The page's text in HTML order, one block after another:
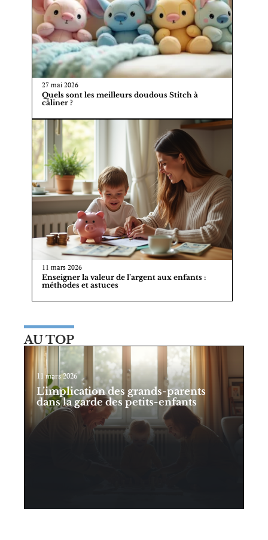
27 mai 2026
Quels sont les meilleurs doudous Stitch à
câliner ?
11 mars 2026
Enseigner la valeur de l’argent aux enfants :
méthodes et astuces
AU TOP
11 mars 2026
L’implication des grands-parents
dans la garde des petits-enfants